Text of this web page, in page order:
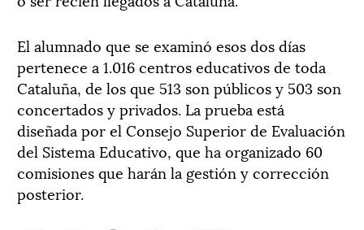
El alumnado que se examinó esos dos días
pertenece a 1.016 centros educativos de toda
Cataluña, de los que 513 son públicos y 503 son
concertados y privados. La prueba está
diseñada por el Consejo Superior de Evaluación
del Sistema Educativo, que ha organizado 60
comisiones que harán la gestión y corrección
posterior.